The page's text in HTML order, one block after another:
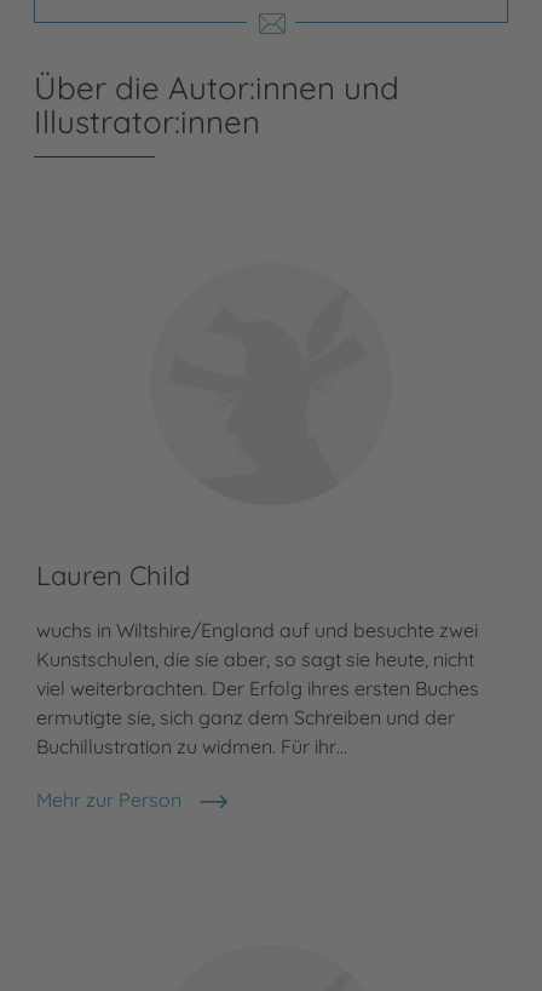
Über die Autor:innen und
Illustrator:innen
Lauren Child
wuchs in Wiltshire/England auf und besuchte zwei
Kunstschulen, die sie aber, so sagt sie heute, nicht
viel weiterbrachten. Der Erfolg ihres ersten Buches
ermutigte sie, sich ganz dem Schreiben und der
Buchillustration zu widmen. Für ihr…
Mehr zur Person
Lauren Child